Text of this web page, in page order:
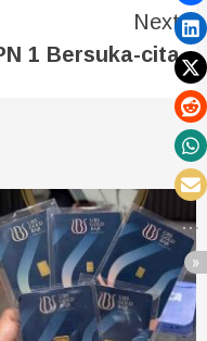
Next
1 Bersuka-cita